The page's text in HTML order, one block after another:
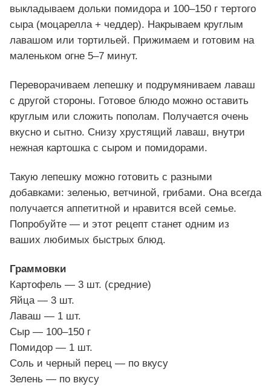
выкладываем дольки помидора и 100–150 г тертого
сыра (моцарелла + чеддер). Накрываем круглым
лавашом или тортильей. Прижимаем и готовим на
маленьком огне 5–7 минут.
Переворачиваем лепешку и подрумяниваем лаваш
с другой стороны. Готовое блюдо можно оставить
круглым или сложить пополам. Получается очень
вкусно и сытно. Снизу хрустящий лаваш, внутри
нежная картошка с сыром и помидорами.
Такую лепешку можно готовить с разными
добавками: зеленью, ветчиной, грибами. Она всегда
получается аппетитной и нравится всей семье.
Попробуйте — и этот рецепт станет одним из
ваших любимых быстрых блюд.
Граммовки
Картофель — 3 шт. (средние)
Яйца — 3 шт.
Лаваш — 1 шт.
Сыр — 100–150 г
Помидор — 1 шт.
Соль и черный перец — по вкусу
Зелень — по вкусу